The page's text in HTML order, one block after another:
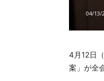
04/13/
4月12日
案」が全